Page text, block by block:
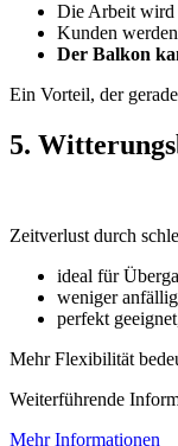
Die Arbeit wird
Kunden
Der Balkon
Ein Vorteil, der
5.
Zeitverlust durch
ideal für
weniger
perfekt
Mehr Flexibilität
Weiterführende
Mehr Informationen